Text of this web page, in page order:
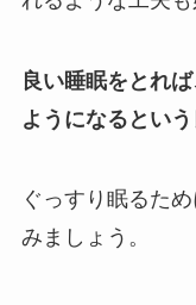
良い睡眠をとれ
ようになるとい
ぐっすり眠るた
みましょう。